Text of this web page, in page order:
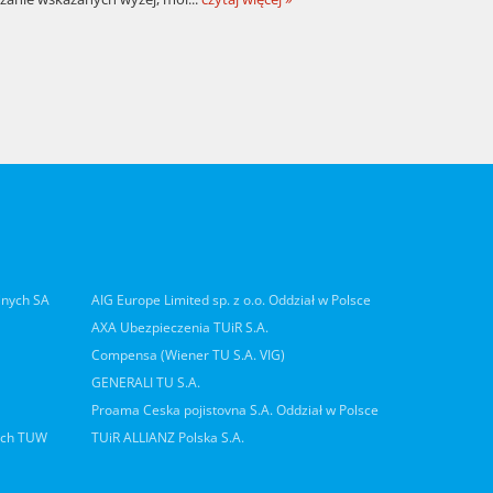
SA
TUW
AIG Europe Limited sp. z o.o. Oddział w Polsce
AXA Ubezpieczenia TUiR S.A.
Compensa (Wiener TU S.A. VIG)
GENERALI TU S.A.
Proama Ceska pojistovna S.A. Oddział w Polsce
TUiR ALLIANZ Polska S.A.